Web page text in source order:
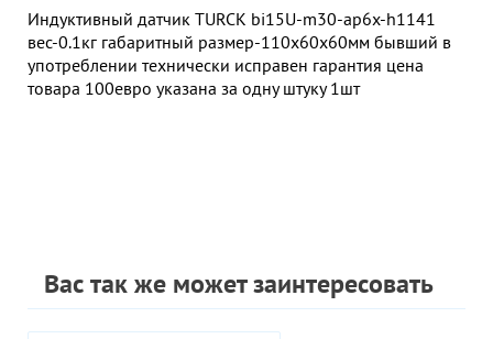
Индуктивный датчик TURCK bi15U-m30-ap6x-h1141
вес-0.1кг габаритный размер-110х60х60мм бывший в
употреблении технически исправен гарантия цена
товара 100евро указана за одну штуку 1шт
Вас так же может заинтересовать